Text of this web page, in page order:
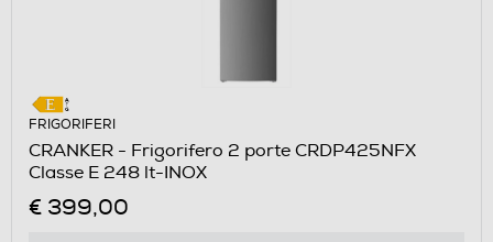
FRIGORIFERI
CRANKER - Frigorifero 2 porte CRDP425NFX
Classe E 248 lt-INOX
€ 399,00